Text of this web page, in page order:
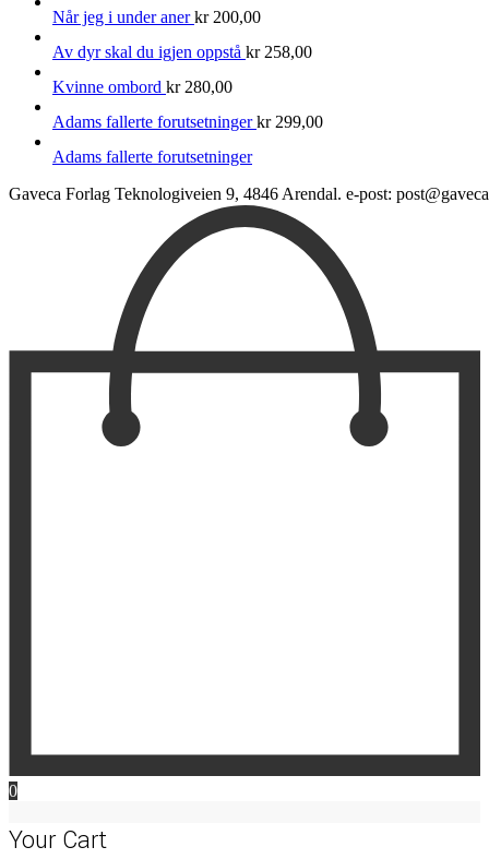
Når jeg i under aner kr200,00
Av dyr skal du igjen oppstå kr258,00
Kvinne ombord kr280,00
Adams fallerte forutsetninger kr299,00
Adams fallerte forutsetninger
Gaveca Forlag Teknologiveien 9, 4846 Arendal. e-post:
0
Your Cart